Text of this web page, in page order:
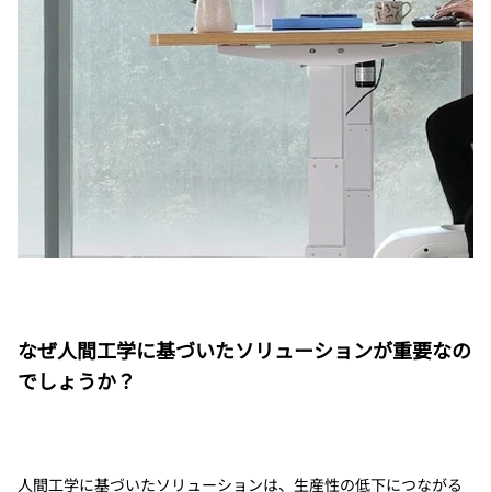
なぜ人間工学に基づいたソリューションが重要なの
でしょうか？
人間工学に基づいたソリューションは、生産性の低下につながる